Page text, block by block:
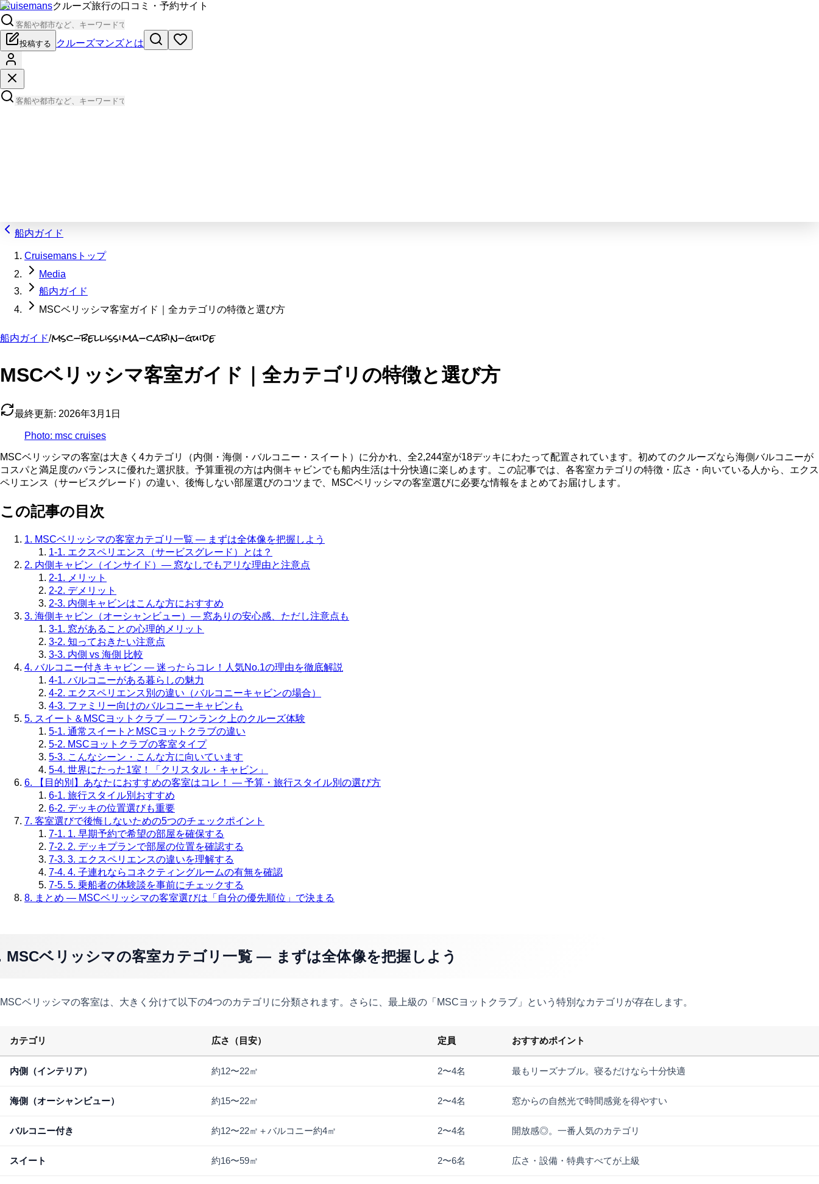
Cruisemansクルーズ旅行の口コミ・予約サイト
投稿する クルーズマンズとは
船内ガイド
Cruisemansトップ
Media
船内ガイド
MSCベリッシマ客室ガイド｜全カテゴリの特徴と選び方
船内ガイド/msc-bellissima-cabin-guide
MSCベリッシマ客室ガイド｜全カテゴリの特徴と選び方
最終更新: 2026年3月1日
Photo: msc cruises
MSCベリッシマの客室は大きく4カテゴリ（内側・海側・バルコニー・スイート）に分かれ、全2,244室が18デッキにわたって配置されています。初めてのクルーズなら海側バルコニーが
コスパと満足度のバランスに優れた選択肢。予算重視の方は内側キャビンでも船内生活は十分快適に楽しめます。この記事では、各客室カテゴリの特徴・広さ・向いている人から、エクス
ペリエンス（サービスグレード）の違い、後悔しない部屋選びのコツまで、MSCベリッシマの客室選びに必要な情報をまとめてお届けします。
この記事の目次
1. MSCベリッシマの客室カテゴリ一覧 — まずは全体像を把握しよう
1-1. エクスペリエンス（サービスグレード）とは？
2. 内側キャビン（インサイド）— 窓なしでもアリな理由と注意点
2-1. メリット
2-2. デメリット
2-3. 内側キャビンはこんな方におすすめ
3. 海側キャビン（オーシャンビュー）— 窓ありの安心感、ただし注意点も
3-1. 窓があることの心理的メリット
3-2. 知っておきたい注意点
3-3. 内側 vs 海側 比較
4. バルコニー付きキャビン — 迷ったらコレ！人気No.1の理由を徹底解説
4-1. バルコニーがある暮らしの魅力
4-2. エクスペリエンス別の違い（バルコニーキャビンの場合）
4-3. ファミリー向けのバルコニーキャビンも
5. スイート＆MSCヨットクラブ — ワンランク上のクルーズ体験
5-1. 通常スイートとMSCヨットクラブの違い
5-2. MSCヨットクラブの客室タイプ
5-3. こんなシーン・こんな方に向いています
5-4. 世界にたった1室！「クリスタル・キャビン」
6. 【目的別】あなたにおすすめの客室はコレ！ — 予算・旅行スタイル別の選び方
6-1. 旅行スタイル別おすすめ
6-2. デッキの位置選びも重要
7. 客室選びで後悔しないための5つのチェックポイント
7-1. 1. 早期予約で希望の部屋を確保する
7-2. 2. デッキプランで部屋の位置を確認する
7-3. 3. エクスペリエンスの違いを理解する
7-4. 4. 子連れならコネクティングルームの有無を確認
7-5. 5. 乗船者の体験談を事前にチェックする
8. まとめ — MSCベリッシマの客室選びは「自分の優先順位」で決まる
MSCベリッシマの客室カテゴリ一覧 — まずは全体像を把握しよう
MSCベリッシマの客室は、大きく分けて以下の4つのカテゴリに分類されます。さらに、最上級の「MSCヨットクラブ」という特別なカテゴリが存在します。
カテゴリ 広さ（目安） 定員 おすすめポイント
内側（インテリア） 約12〜22㎡ 2〜4名 最もリーズナブル。寝るだけなら十分快適
海側（オーシャンビュー） 約15〜22㎡ 2〜4名 窓からの自然光で時間感覚を得やすい
バルコニー付き 約12〜22㎡＋バルコニー約4㎡ 2〜4名 開放感◎。一番人気のカテゴリ
スイート 約16〜59㎡ 2〜6名 広さ・設備・特典すべてが上級